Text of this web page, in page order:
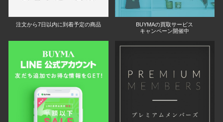
注文から7日以内に到着予定の商品
BUYMAの買取サービス
キャンペーン開催中